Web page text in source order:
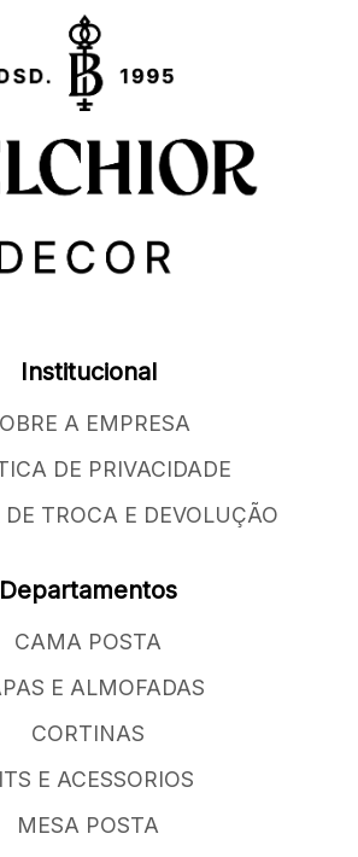
Institucional
A EMPRESA
DE PRIVACIDADE
TROCA E DEVOLUÇÃO
Departamentos
CAMA POSTA
E ALMOFADAS
CORTINAS
E ACESSORIOS
MESA POSTA